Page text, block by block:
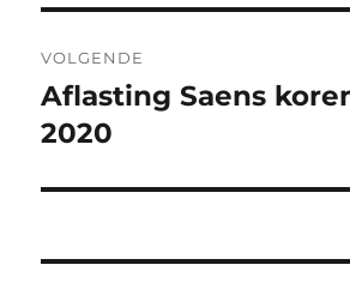
VOLGENDE
Volgend
bericht:
Aflasting Saens
2020